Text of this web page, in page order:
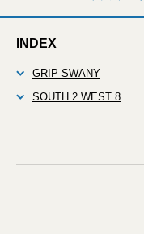
INDEX
GRIP SWANY
SOUTH 2 WEST 8